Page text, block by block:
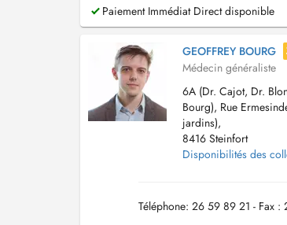
Paiement Immédiat Direct disponible
GEOFFREY BOURG
Médecin généraliste
6A (Dr. Cajot, Dr.
Bourg), Rue
jardins),
8416 Steinfort
Disponibilités des
Téléphone: 26 59 89 21 - Fax